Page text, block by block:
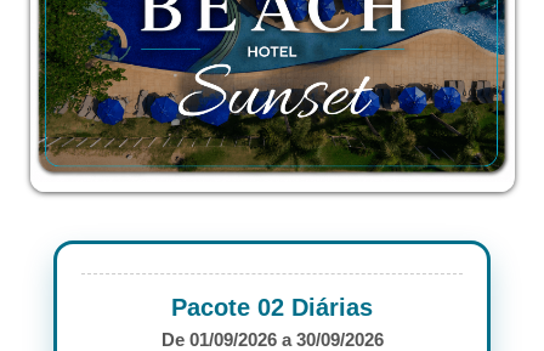
Pacote 02 Diárias
De 01/09/2026 a 30/09/2026